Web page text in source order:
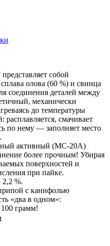
собой
олова (60 %) и свинца
соединения деталей между
механически
до температуры
смачивает
по нему — заполняет место
активный (MC-20A)
более прочным! Убирая
поверхностей и
при пайке.
%.
с канифолью
«два в одном»:
грамм!